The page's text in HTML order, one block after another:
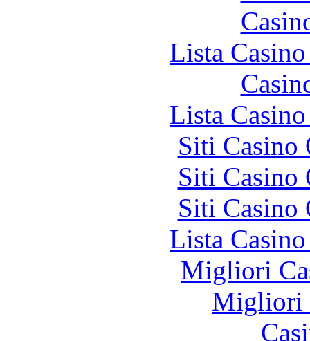
Lista
Lista
Siti Casino
Siti Casino
Siti Casino
Lista
Migliori
Migliori